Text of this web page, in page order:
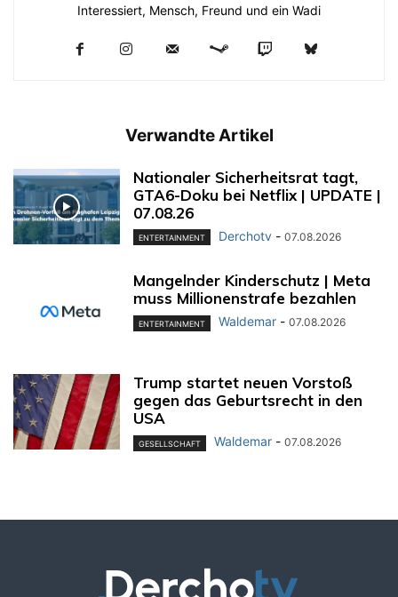
Interessiert, Mensch, Freund und ein Wadi
Verwandte Artikel
Nationaler Sicherheitsrat tagt,
GTA6-Doku bei Netflix | UPDATE |
07.08.26
ENTERTAINMENT Derchotv - 07.08.2026
Mangelnder Kinderschutz | Meta
muss Millionenstrafe bezahlen
ENTERTAINMENT Waldemar - 07.08.2026
Trump startet neuen Vorstoß
gegen das Geburtsrecht in den
USA
GESELLSCHAFT Waldemar - 07.08.2026